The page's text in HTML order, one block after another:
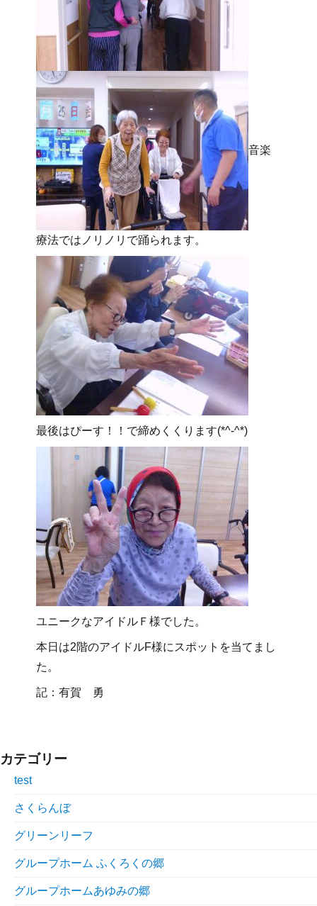
音楽
療法ではノリノリで踊られます。
最後はぴーす！！で締めくくります(*^-^*)
ユニークなアイドルＦ様でした。
本日は2階のアイドルF様にスポットを当てまし
た。
記：有賀 勇
カテゴリー
test
さくらんぼ
グリーンリーフ
グループホーム ふくろくの郷
グループホームあゆみの郷